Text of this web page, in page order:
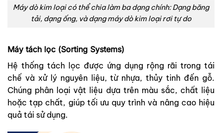
Máy dò kim loại có thể chia làm ba dạng chính: Dạng băng
tải, dạng ống, và dạng máy dò kim loại rơi tự do
Máy tách lọc (Sorting Systems)
Hệ thống tách lọc được ứng dụng rộng rãi trong tái
chế và xử lý nguyên liệu, từ nhựa, thủy tinh đến gỗ.
Chúng phân loại vật liệu dựa trên màu sắc, chất liệu
hoặc tạp chất, giúp tối ưu quy trình và nâng cao hiệu
quả tái sử dụng.